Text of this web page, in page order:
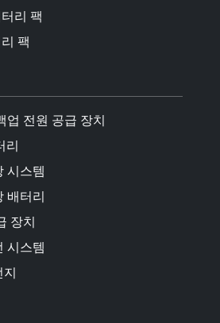
리 팩
팩
업 전원 공급 장치
리
시스템
배터리
장치
시스템